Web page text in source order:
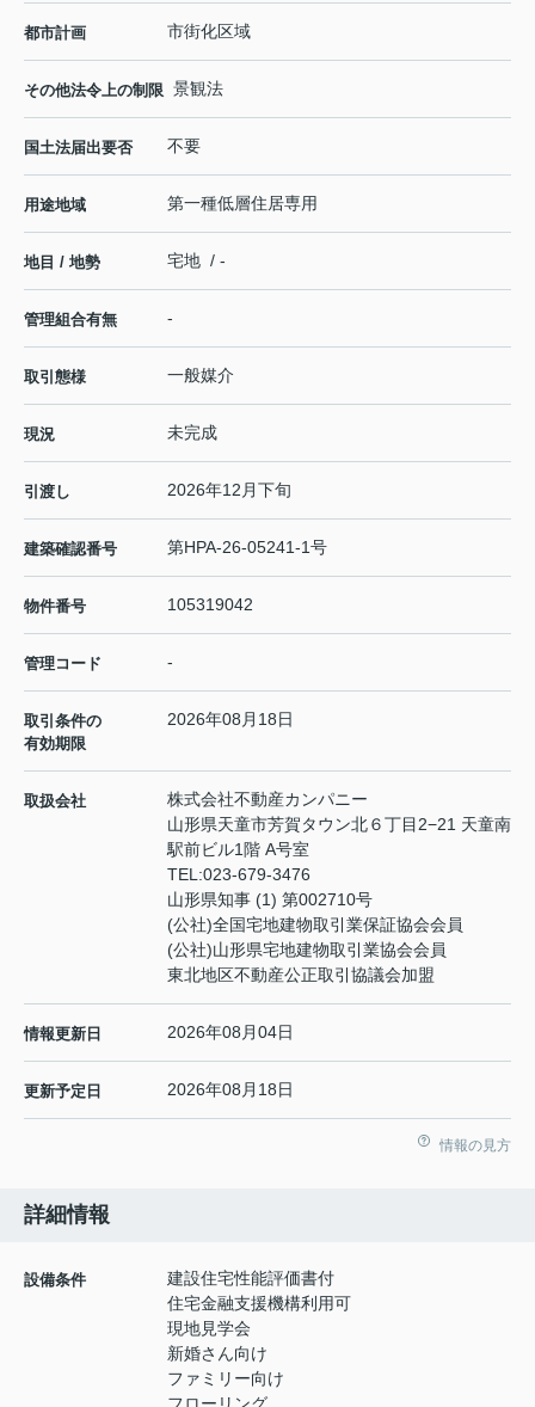
都市計画 市街化区域
その他法令上の制限 景観法
国土法届出要否 不要
用途地域 第一種低層住居専用
地目 / 地勢 宅地 / -
管理組合有無 -
取引態様 一般媒介
現況 未完成
引渡し 2026年12月下旬
建築確認番号 第HPA-26-05241-1号
物件番号 105319042
管理コード -
取引条件の
有効期限
2026年08月18日
取扱会社
株式会社不動産カンパニー
山形県天童市芳賀タウン北６丁目2−21 天童南
駅前ビル1階 A号室
TEL:023-679-3476
山形県知事 (1) 第002710号
(公社)全国宅地建物取引業保証協会会員
(公社)山形県宅地建物取引業協会会員
東北地区不動産公正取引協議会加盟
情報更新日 2026年08月04日
更新予定日 2026年08月18日
情報の見方
詳細情報
設備条件
建設住宅性能評価書付
住宅金融支援機構利用可
現地見学会
新婚さん向け
ファミリー向け